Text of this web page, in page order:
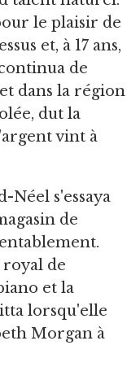
le plaisir de
et, à 17 ans,
de
dans la région
dut la
vint à
Néel s'essaya
de
de
et la
lorsqu'elle
Morgan à